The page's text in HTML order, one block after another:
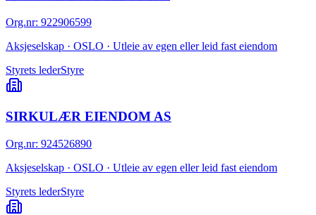
Org.nr: 922906599
Aksjeselskap · OSLO · Utleie av egen eller leid fast eiendom
Styrets lederStyre
SIRKULÆR EIENDOM AS
Org.nr: 924526890
Aksjeselskap · OSLO · Utleie av egen eller leid fast eiendom
Styrets lederStyre